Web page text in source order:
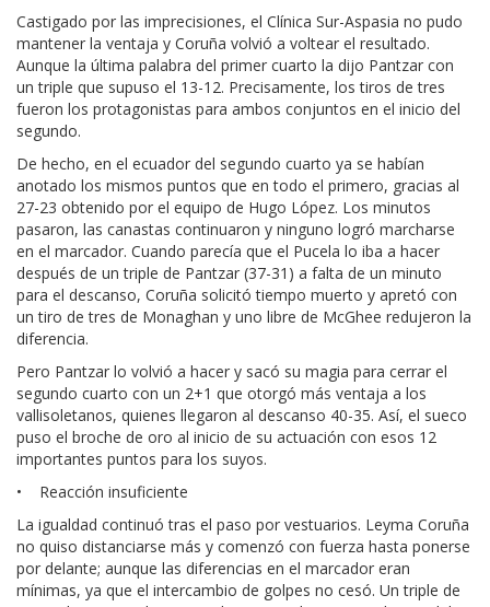
Castigado por las imprecisiones, el Clínica Sur-Aspasia no pudo
mantener la ventaja y Coruña volvió a voltear el resultado.
Aunque la última palabra del primer cuarto la dijo Pantzar con
un triple que supuso el 13-12. Precisamente, los tiros de tres
fueron los protagonistas para ambos conjuntos en el inicio del
segundo.
De hecho, en el ecuador del segundo cuarto ya se habían
anotado los mismos puntos que en todo el primero, gracias al
27-23 obtenido por el equipo de Hugo López. Los minutos
pasaron, las canastas continuaron y ninguno logró marcharse
en el marcador. Cuando parecía que el Pucela lo iba a hacer
después de un triple de Pantzar (37-31) a falta de un minuto
para el descanso, Coruña solicitó tiempo muerto y apretó con
un tiro de tres de Monaghan y uno libre de McGhee redujeron la
diferencia.
Pero Pantzar lo volvió a hacer y sacó su magia para cerrar el
segundo cuarto con un 2+1 que otorgó más ventaja a los
vallisoletanos, quienes llegaron al descanso 40-35. Así, el sueco
puso el broche de oro al inicio de su actuación con esos 12
importantes puntos para los suyos.
• Reacción insuficiente
La igualdad continuó tras el paso por vestuarios. Leyma Coruña
no quiso distanciarse más y comenzó con fuerza hasta ponerse
por delante; aunque las diferencias en el marcador eran
mínimas, ya que el intercambio de golpes no cesó. Un triple de